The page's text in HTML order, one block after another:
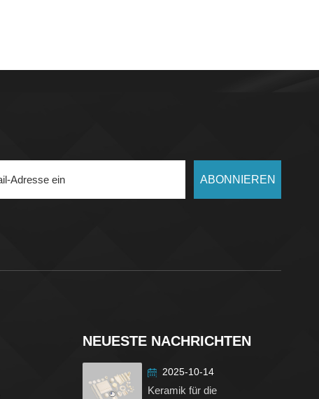
ABONNIEREN
NEUESTE NACHRICHTEN
2025-10-14
Keramik für die